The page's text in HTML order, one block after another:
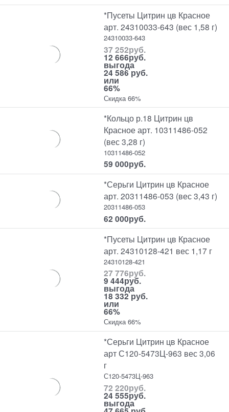
*Пусеты Цитрин цв Красное
арт. 24310033-643 (вес 1,58 г)
24310033-643
37 252руб.
12 666руб.
выгода
24 586 руб.
или
66%
Скидка 66%
*Кольцо р.18 Цитрин цв
Красное арт. 10311486-052
(вес 3,28 г)
10311486-052
59 000руб.
*Серьги Цитрин цв Красное
арт. 20311486-053 (вес 3,43 г)
20311486-053
62 000руб.
*Пусеты Цитрин цв Красное
арт. 24310128-421 вес 1,17 г
24310128-421
27 776руб.
9 444руб.
выгода
18 332 руб.
или
66%
Скидка 66%
*Серьги Цитрин цв Красное
арт С120-5473Ц-963 вес 3,06
г
С120-5473Ц-963
72 220руб.
24 555руб.
выгода